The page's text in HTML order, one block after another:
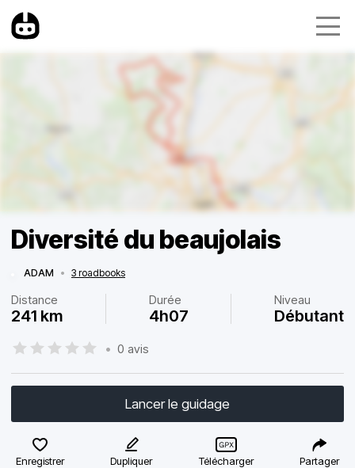
Diversité du beaujolais
ADAM • 3 roadbooks
Distance
241 km
Durée
4h07
Niveau
Débutant
• 0 avis
Lancer le guidage
Enregistrer Dupliquer Télécharger Partager